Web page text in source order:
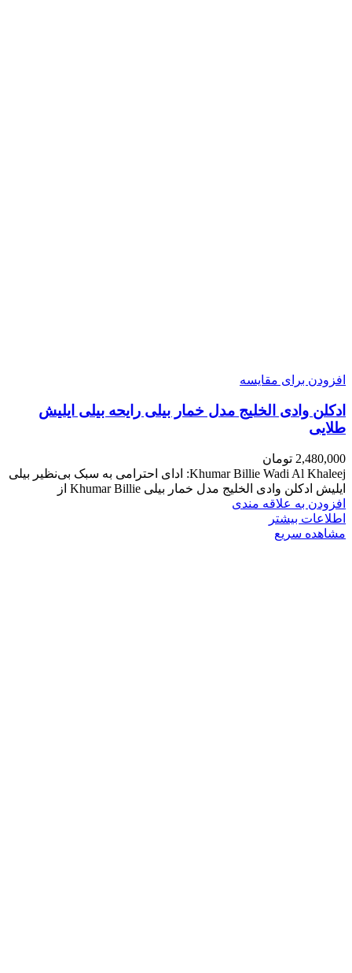
افزودن برای مقایسه
ادکلن وادی الخلیج مدل خمار بیلی رایحه بیلی ایلیش
طلایی
2,480,000 تومان
Khumar Billie Wadi Al Khaleej: ادای احترامی به سبک بی‌نظیر بیلی
ایلیش ادکلن وادی الخلیج مدل خمار بیلی Khumar Billie از
افزودن به علاقه مندی
اطلاعات بیشتر
مشاهده سریع